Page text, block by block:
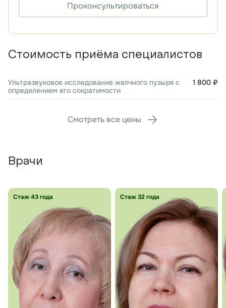
Проконсультироваться
Стоимость приёма специалистов
Ультразвуковое исследование желчного пузыря с
определением его сократимости
1 800 ₽
Смотреть все цены
Врачи
Стаж 43 года Стаж 32 года